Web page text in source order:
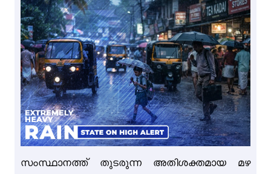
സംസ്ഥാനത്ത് തുടരുന്ന അതിശക്തമായ മഴ